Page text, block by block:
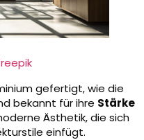
gefertigt, wie die
bekannt für ihre Stärke
Ästhetik, die sich
einfügt.